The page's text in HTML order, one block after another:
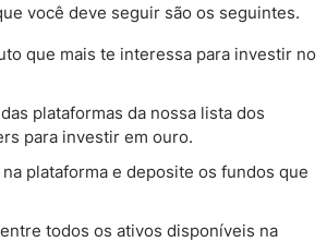
você deve seguir são os seguintes.
que mais te interessa para investir no
plataformas da nossa lista dos
para investir em ouro.
plataforma e deposite os fundos que
todos os ativos disponíveis na